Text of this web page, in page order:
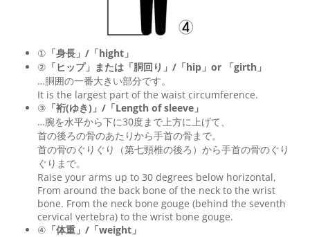
① 「身長」/「hight」
② 「ヒップ」または「胴回り」/「hip 」or 「girth 」
…胴囲の一番大きい部分です。
It is the largest part of the waist circumference.
③ 「裄(ゆき)」/「Length of sleeve」
…腕を水平から下に30度まで上方に上げて、
首の後ろの骨のあたりから手首の骨まで。
首の骨のぐりぐり（第七頸椎の後ろ）から手首の骨のぐり
ぐりまで。
Raise your arms up to 30 degrees below horizontal,
From around the back bone of the neck to the wrist
bone. From the neck bone gouge (behind the seventh
cervical vertebra) to the wrist bone gouge.
④ 「体重」/「weight」